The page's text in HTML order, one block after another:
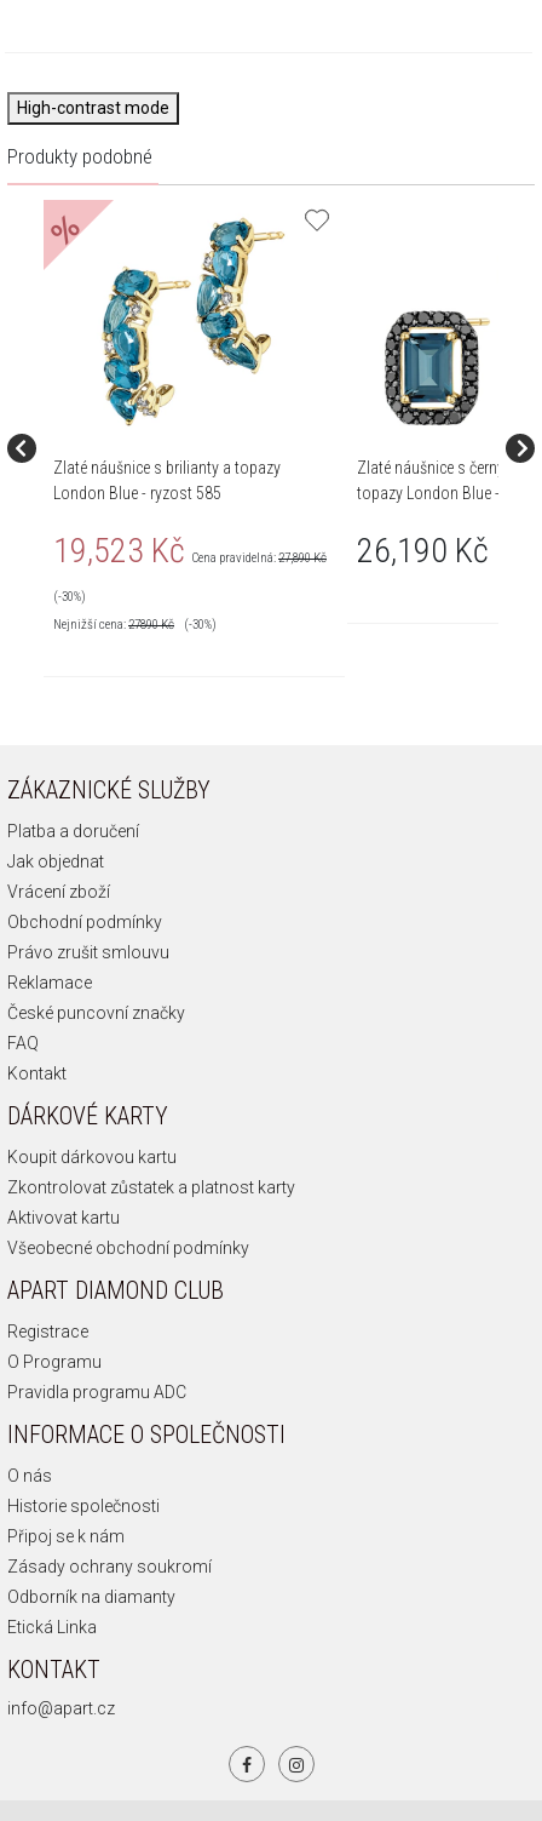
High-contrast mode
Produkty podobné
%
Zlaté náušnice s brilianty a topazy
London Blue - ryzost 585
19,523 Kč Cena pravidelná:27,890 Kč
(-30%)
Nejnižší cena:27890Kč (-30%)
Zlaté náušnice s černými
topazy London Blue -
26,190 Kč
ZÁKAZNICKÉ SLUŽBY
Platba a doručení
Jak objednat
Vrácení zboží
Obchodní podmínky
Právo zrušit smlouvu
Reklamace
České puncovní značky
FAQ
Kontakt
DÁRKOVÉ KARTY
Koupit dárkovou kartu
Zkontrolovat zůstatek a platnost karty
Aktivovat kartu
Všeobecné obchodní podmínky
APART DIAMOND CLUB
Registrace
O Programu
Pravidla programu ADC
INFORMACE O SPOLEČNOSTI
O nás
Historie společnosti
Připoj se k nám
Zásady ochrany soukromí
Odborník na diamanty
Etická Linka
KONTAKT
info@apart.cz